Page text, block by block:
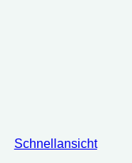
Schnellansicht